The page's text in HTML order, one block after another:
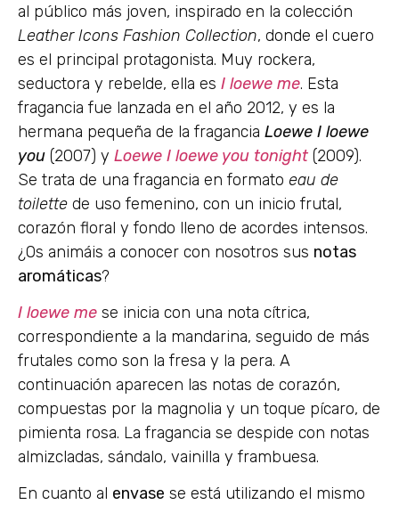
al público más joven, inspirado en la colección
Leather Icons Fashion Collection, donde el cuero
es el principal protagonista. Muy rockera,
seductora y rebelde, ella es I loewe me. Esta
fragancia fue lanzada en el año 2012, y es la
hermana pequeña de la fragancia Loewe I loewe
you (2007) y Loewe I loewe you tonight (2009).
Se trata de una fragancia en formato eau de
toilette de uso femenino, con un inicio frutal,
corazón floral y fondo lleno de acordes intensos.
¿Os animáis a conocer con nosotros sus notas
aromáticas?
I loewe me se inicia con una nota cítrica,
correspondiente a la mandarina, seguido de más
frutales como son la fresa y la pera. A
continuación aparecen las notas de corazón,
compuestas por la magnolia y un toque pícaro, de
pimienta rosa. La fragancia se despide con notas
almizcladas, sándalo, vainilla y frambuesa.
En cuanto al envase se está utilizando el mismo